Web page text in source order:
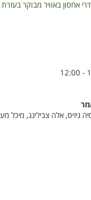
אחסון באוויר מבוקר
גיזיס, אלה צבילינג, מיכל